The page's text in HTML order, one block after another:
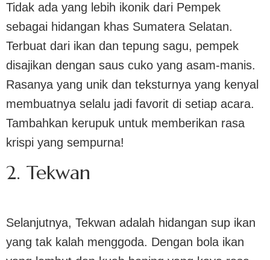
Tidak ada yang lebih ikonik dari Pempek
sebagai hidangan khas Sumatera Selatan.
Terbuat dari ikan dan tepung sagu, pempek
disajikan dengan saus cuko yang asam-manis.
Rasanya yang unik dan teksturnya yang kenyal
membuatnya selalu jadi favorit di setiap acara.
Tambahkan kerupuk untuk memberikan rasa
krispi yang sempurna!
2. Tekwan
Selanjutnya, Tekwan adalah hidangan sup ikan
yang tak kalah menggoda. Dengan bola ikan